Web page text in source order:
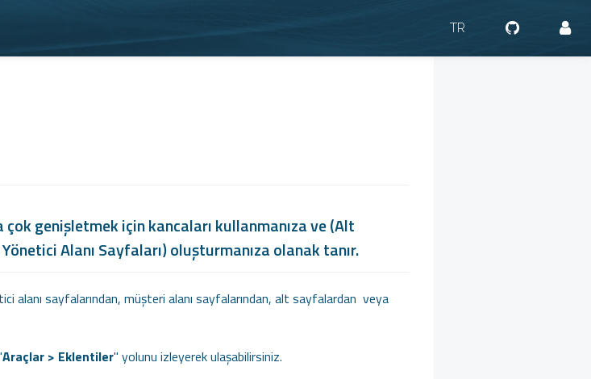
TR
genişletmek için kancaları kullanmanıza ve (Alt
Alanı Sayfaları) oluşturmanıza olanak tanır.
alanı sayfalarından, müşteri alanı sayfalarından, alt sayfalardan veya
Araçlar > Eklentiler" yolunu izleyerek ulaşabilirsiniz.